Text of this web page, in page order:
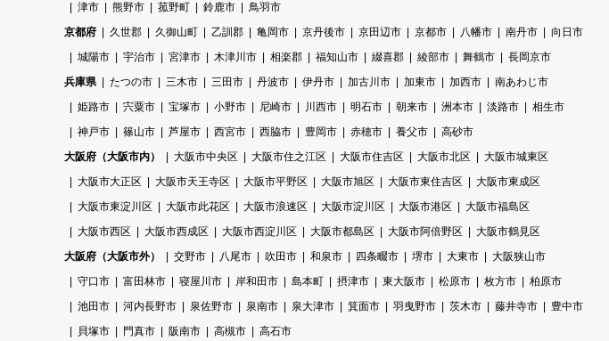
津市
熊野市 菰野町 鈴鹿市
鳥羽市
京都府
久世郡 久御山町 乙訓郡 亀岡市 京丹後市 京田辺市 京都市 八幡市 南丹市
向日市
城陽市
宇治市 宮津市 木津川市 相楽郡 福知山市 綴喜郡 綾部市 舞鶴市
長岡京市
兵庫県
たつの市 三木市 三田市 丹波市 伊丹市 加古川市 加東市 加西市
南あわじ市
姫路市
宍粟市 宝塚市 小野市 尼崎市 川西市 明石市 朝来市 洲本市 淡路市
相生市
神戸市
篠山市 芦屋市 西宮市 西脇市 豊岡市 赤穂市 養父市
高砂市
大阪府（大阪市内）
大阪市中央区 大阪市住之江区 大阪市住吉区 大阪市北区
大阪市城東区
大阪市大正区
大阪市天王寺区 大阪市平野区 大阪市旭区 大阪市東住吉区
大阪市東成区
大阪市東淀川区
大阪市此花区 大阪市浪速区 大阪市淀川区 大阪市港区
大阪市福島区
大阪市西区
大阪市西成区 大阪市西淀川区 大阪市都島区 大阪市阿倍野区
大阪市鶴見区
大阪府（大阪市外）
交野市 八尾市 吹田市 和泉市 四条畷市 堺市 大東市
大阪狭山市
守口市
富田林市 寝屋川市 岸和田市 島本町 摂津市 東大阪市 松原市 枚方市
柏原市
池田市
河内長野市 泉佐野市 泉南市 泉大津市 箕面市 羽曳野市 茨木市 藤井寺市
豊中市
貝塚市
門真市 阪南市 高槻市
高石市